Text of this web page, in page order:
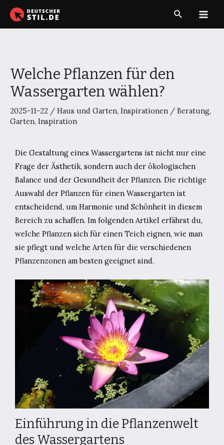
Zum
Inhalt
Suche
Welche Pflanzen für den
Wassergarten wählen?
2025-11-22 / Haus und Garten, Inspirationen / Beratung,
Garten, Inspiration
Die Gestaltung eines Wassergartens ist nicht nur eine
Frage der Ästhetik, sondern auch der ökologischen
Balance und der Gesundheit der Pflanzen. Die richtige
Auswahl der Pflanzen für einen Wassergarten ist
entscheidend, um Harmonie und Schönheit in diesem
Bereich zu schaffen. Im folgenden Artikel erfährst du,
welche Pflanzen sich für einen Teich eignen, wie man
sie pflegt und welche Arten für die verschiedenen
Pflanzenzonen am besten geeignet sind.
Einführung in die Pflanzenwelt
des Wassergartens